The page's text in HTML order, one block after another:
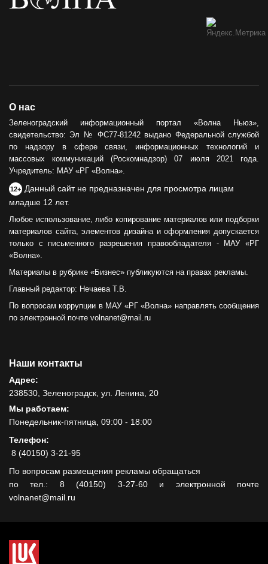
О нас
Зеленоградский информационный портал «Волна Ньюз»,
свидетельство: Эл № ФС77-81242 выдано Федеральной службой
по надзору в сфере связи, информационных технологий и
массовых коммуникаций (Роскомнадзор) 07 июля 2021 года.
Учредитель: МАУ «РГ «Волна».
12+ Данный сайт не предназначен для просмотра лицам
младше 12 лет.
Любое использование, либо копирование материалов или подборки
материалов сайта, элементов дизайна и оформления допускается
только с письменного разрешения правообладателя - МАУ «РГ
«Волна».
Материалы в рубрике «Бизнес» публикуются на правах рекламы.
Главный редактор: Нечаева Т.В.
По вопросам коррупции в МАУ «РГ «Волна» направлять сообщения
по электронной почте volnanet@mail.ru
Наши контакты
Адрес:
238530, Зеленоградск, ул. Ленина, 20
Мы работаем:
Понедельник-пятница, 09:00 - 18:00
Телефон:
8 (40150) 3-21-95
По вопросам размещения рекламы обращаться
по тел.: 8 (40150) 3-27-60 и электронной почте
volnanet@mail.ru